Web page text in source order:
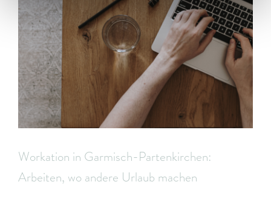
Workation in Garmisch-Partenkirchen:
Arbeiten, wo andere Urlaub machen